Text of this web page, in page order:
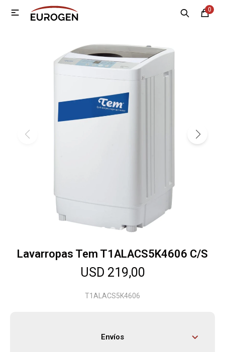
0

Lavarropas Tem T1ALACS5K4606 C/S
USD 219,00
T1ALACS5K4606
Envíos
MI CUENTA
Contacto
Tecnología
Herramientas